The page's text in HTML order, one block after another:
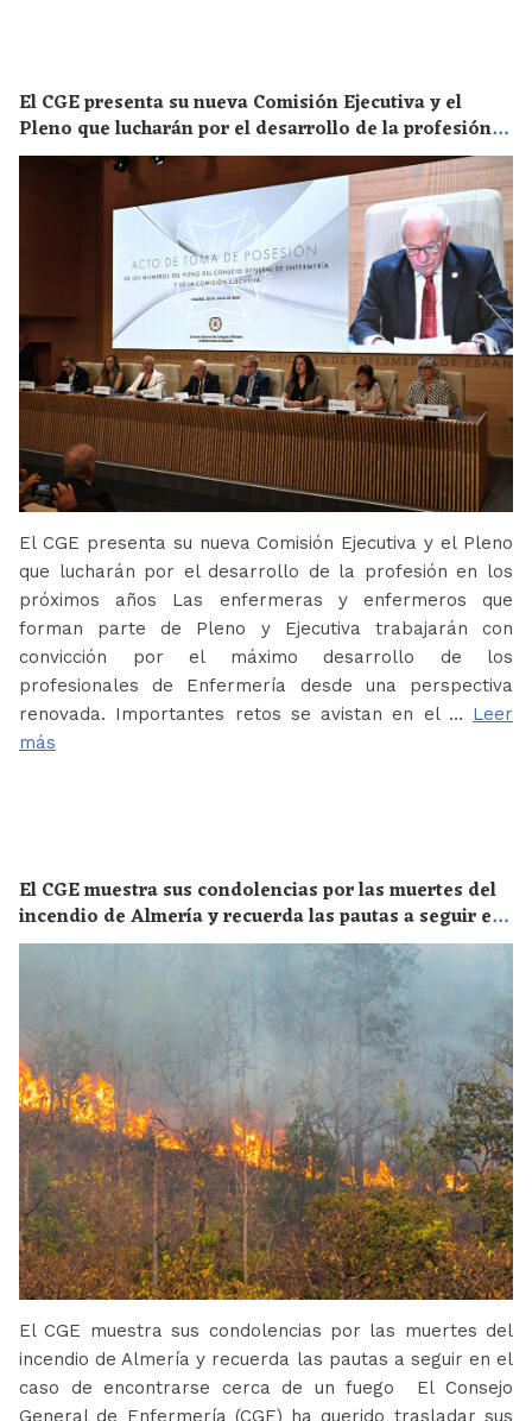
El CGE presenta su nueva Comisión Ejecutiva y el
Pleno que lucharán por el desarrollo de la profesión
en los próximos años
El CGE presenta su nueva Comisión Ejecutiva y el Pleno
que lucharán por el desarrollo de la profesión en los
próximos años Las enfermeras y enfermeros que
forman parte de Pleno y Ejecutiva trabajarán con
convicción por el máximo desarrollo de los
profesionales de Enfermería desde una perspectiva
renovada. Importantes retos se avistan en el … Leer
más
El CGE muestra sus condolencias por las muertes del
incendio de Almería y recuerda las pautas a seguir en
el caso de encontrarse cerca de un fuego
El CGE muestra sus condolencias por las muertes del
incendio de Almería y recuerda las pautas a seguir en el
caso de encontrarse cerca de un fuego El Consejo
General de Enfermería (CGE) ha querido trasladar sus